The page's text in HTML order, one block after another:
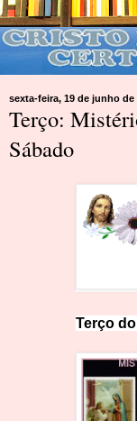
sexta-feira, 19 de junho de
Terço:
Sábado
Terço